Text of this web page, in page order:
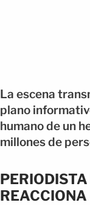
La escena
plano
humano de un
millones de